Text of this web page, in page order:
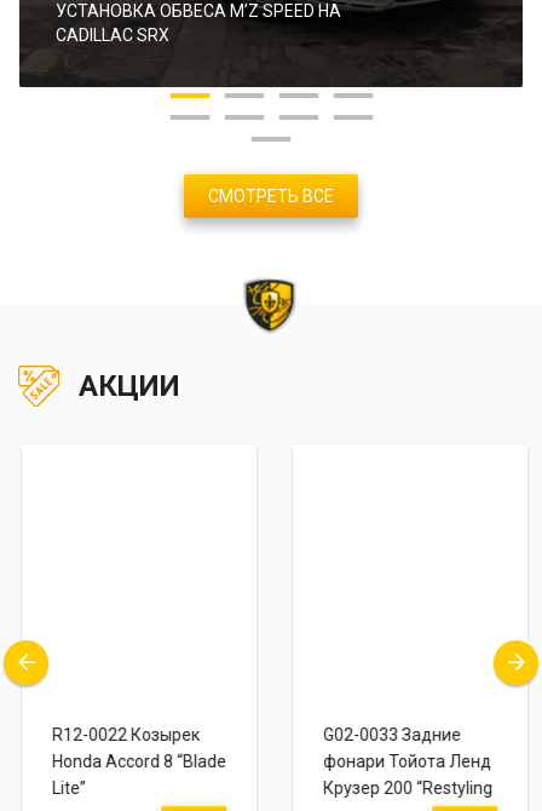
УСТАНОВКА ОБВЕСА M’Z SPEED НА
CADILLAC SRX
СМОТРЕТЬ ВСЕ
АКЦИИ
R12-0022 Козырек
Honda Accord 8 “Blade
Lite”
G02-0033 Задние
фонари Тойота Ленд
Крузер 200 “Restyling